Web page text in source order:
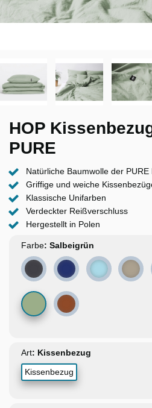
HOP
PURE
Natürliche Baumwolle der
Griffige und weiche
Klassische Unifarben
Verdeckter Reißverschluss
Hergestellt in Polen
Farbe
DunkelgrauDunkelblauHellblau Beige
Salbeigrün
Rostorange
Art
Kissenbezug